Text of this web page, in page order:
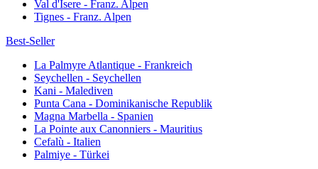
Val d'Isere - Franz. Alpen
Tignes - Franz. Alpen
Best-Seller
La Palmyre Atlantique - Frankreich
Seychellen - Seychellen
Kani - Malediven
Punta Cana - Dominikanische Republik
Magna Marbella - Spanien
La Pointe aux Canonniers - Mauritius
Cefalù - Italien
Palmiye - Türkei